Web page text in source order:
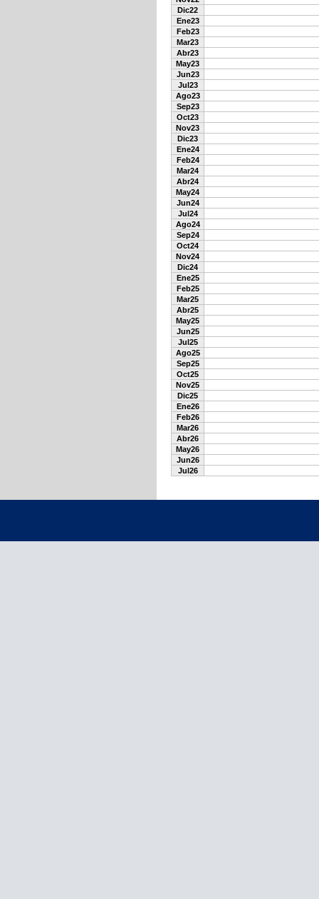
Dic22
Ene23
Feb23
Mar23
Abr23
May23
Jun23
Jul23
Ago23
Sep23
Oct23
Nov23
Dic23
Ene24
Feb24
Mar24
Abr24
May24
Jun24
Jul24
Ago24
Sep24
Oct24
Nov24
Dic24
Ene25
Feb25
Mar25
Abr25
May25
Jun25
Jul25
Ago25
Sep25
Oct25
Nov25
Dic25
Ene26
Feb26
Mar26
Abr26
May26
Jun26
Jul26